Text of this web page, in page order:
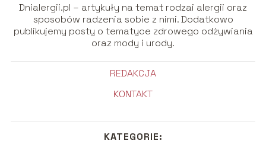
Dnialergii.pl – artykuły na temat rodzai alergii oraz
sposobów radzenia sobie z nimi. Dodatkowo
publikujemy posty o tematyce zdrowego odżywiania
oraz mody i urody.
REDAKCJA
KONTAKT
KATEGORIE: